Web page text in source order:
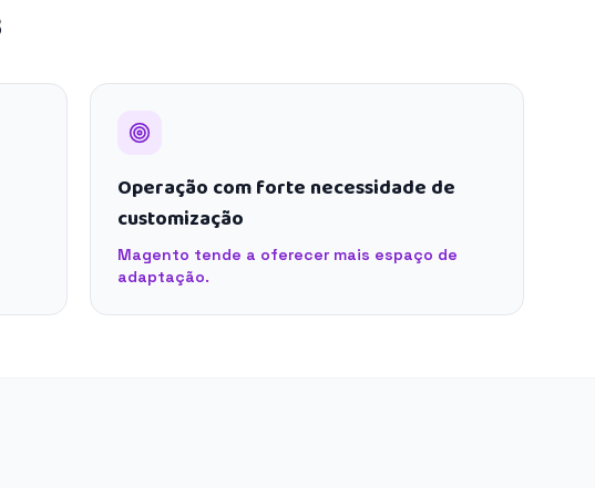
Operação com forte necessidade de
customização
Magento tende a oferecer mais espaço de
adaptação.